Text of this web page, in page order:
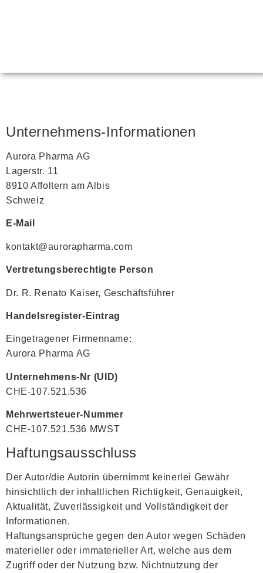
Unternehmens-Informationen
Aurora Pharma AG
Lagerstr. 11
8910 Affoltern am Albis
Schweiz
E-Mail
kontakt@aurorapharma.com
Vertretungsberechtigte Person
Dr. R. Renato Kaiser, Geschäftsführer
Handelsregister-Eintrag
Eingetragener Firmenname:
Aurora Pharma AG
Unternehmens-Nr (UID)
CHE-107.521.536
Mehrwertsteuer-Nummer
CHE-107.521.536 MWST
Haftungsausschluss
Der Autor/die Autorin übernimmt keinerlei Gewähr
hinsichtlich der inhaltlichen Richtigkeit, Genauigkeit,
Aktualität, Zuverlässigkeit und Vollständigkeit der
Informationen.
Haftungsansprüche gegen den Autor wegen Schäden
materieller oder immaterieller Art, welche aus dem
Zugriff oder der Nutzung bzw. Nichtnutzung der